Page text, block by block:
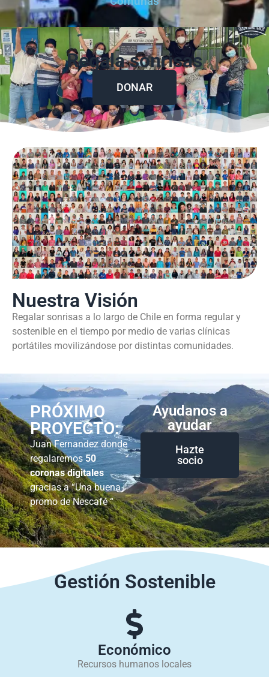
Regala sonrisas
DONAR
Nuestra Visión
Regalar sonrisas a lo largo de Chile en forma regular y
sostenible en el tiempo por medio de varias clínicas
portátiles movilizándose por distintas comunidades.
PRÓXIMO
PROYECTO:
Juan Fernandez donde
regalaremos 50
coronas digitales
gracias a “Una buena
promo de Nescafé “
Ayudanos a
ayudar
Hazte
socio
Gestión Sostenible
Económico
Recursos humanos locales